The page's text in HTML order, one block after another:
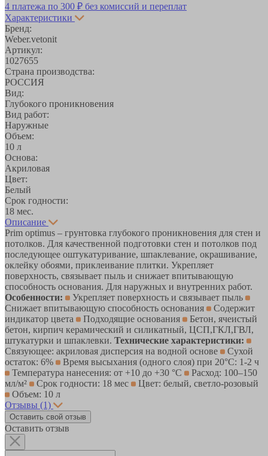
4 платежа по 300 ₽ без комиссий и переплат
Характеристики
Бренд:
Weber.vetonit
Артикул:
1027655
Страна производства:
РОССИЯ
Вид:
Глубокого проникновения
Вид работ:
Наружные
Объем:
10 л
Основа:
Акриловая
Цвет:
Белый
Срок годности:
18 мес.
Описание
Prim optimus – грунтовка глубокого проникновения для стен и
потолков. Для качественной подготовки стен и потолков под
последующее оштукатуривание, шпаклевание, окрашивание,
оклейку обоями, приклеивание плитки. Укрепляет
поверхность, связывает пыль и снижает впитывающую
способность основания. Для наружных и внутренних работ.
Особенности:
Укрепляет поверхность и связывает пыль
Снижает впитывающую способность основания
Содержит
индикатор цвета
Подходящие основания
Бетон, ячеистый
бетон, кирпич керамический и силикатный, ЦСП,ГКЛ,ГВЛ,
штукатурки и шпаклевки. Технические характеристики:
Связующее: акриловая дисперсия на водной основе
Сухой
остаток: 6%
Время высыхания (одного слоя) при 20°С: 1-2 ч
Температура нанесения: от +10 до +30 °С
Расход: 100–150
мл/м²
Срок годности: 18 мес
Цвет: белый, светло-розовый
Объем: 10 л
Отзывы (1)
Оставить свой отзыв
Оставить отзыв